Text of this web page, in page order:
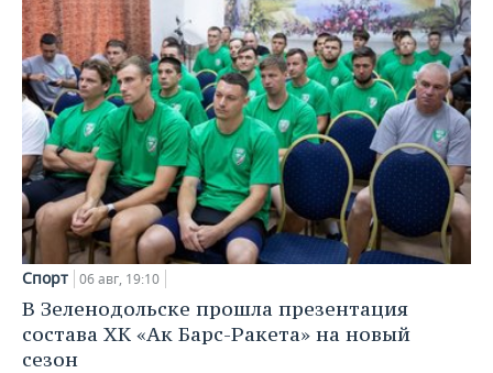
Спорт 06 авг, 19:10
В Зеленодольске прошла презентация
состава ХК «Ак Барс-Ракета» на новый
сезон